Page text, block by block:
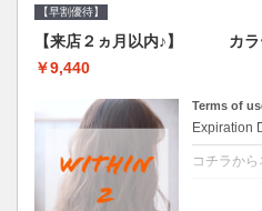
【早割優待】
【来店２ヵ月以内♪】 カラ
￥9,440
Terms of
Expiration
コチラか